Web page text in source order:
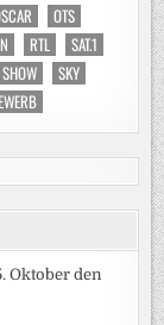
OTS
RTL
SAT.1
SHOW
SKY
Oktober den